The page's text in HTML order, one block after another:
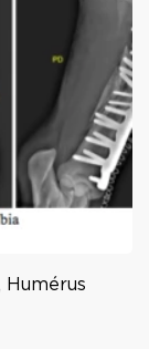
Humérus